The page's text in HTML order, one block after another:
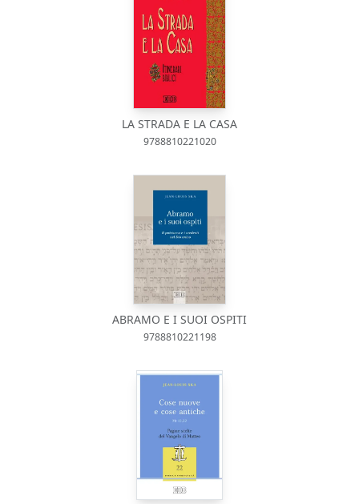
LA STRADA E LA CASA
9788810221020
ABRAMO E I SUOI OSPITI
9788810221198